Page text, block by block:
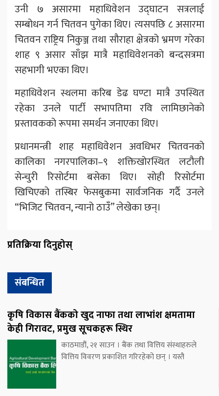
उनी ७ असारमा महाधिवेशन उद्घाटन सत्रलाई
सम्बोधन गर्न चितवन पुगेका थिए। त्यसपछि ८ असारमा
चितवन राष्ट्रिय निकुञ्ज तथा सौराहा क्षेत्रको भ्रमण गरेका
शाह ९ असार साँझ मात्रै महाधिवेशनको बन्दसत्रमा
सहभागी भएका थिए।
महाधिवेशन स्थलमा करिब डेढ घण्टा मात्रै उपस्थित
रहेका उनले पार्टी सभापतिमा रवि लामिछानेको
प्रस्तावकको रूपमा समर्थन जनाएका थिए।
प्रधानमन्त्री शाह महाधिवेशन अवधिभर चितवनको
कालिका नगरपालिका–९ शक्तिखोरस्थित लटौली
सेन्चुरी रिसोर्टमा बसेका थिए। सोही रिसोर्टमा
खिचिएको तस्बिर फेसबुकमा सार्वजनिक गर्दै उनले
“भिजिट चितवन, न्यानो ठाउँ” लेखेका छन्।
प्रतिक्रिया दिनुहोस्
संबन्धित
कृषि विकास बैंकको खुद नाफा तथा लाभांश क्षमतामा
केही गिरावट, प्रमुख सूचकहरू स्थिर
काठमाडौं, २१ साउन । बैंक तथा वित्तिय संस्थाहरुले
वित्तिय विवरण प्रकाशित गरिरहेको छन् । यस्तै